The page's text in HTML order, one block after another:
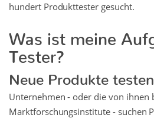
hundert Produkttester gesucht.
Was ist meine
Tester?
Neue Produkte testen
Unternehmen - oder die von ihnen
Marktforschungsinstitute - suchen